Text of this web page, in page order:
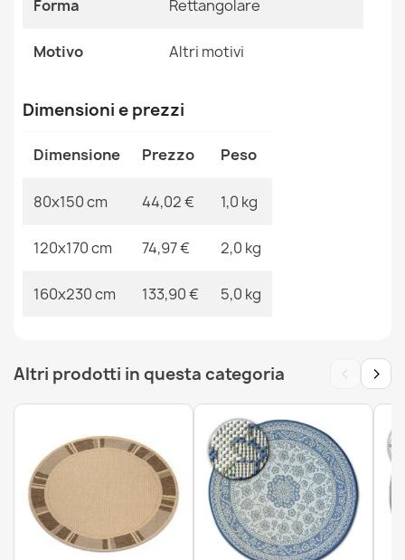
grigio
Tappeto IN CORDA SISAL BOHO 46209651 Righe beige
Tappeto IN CORDA SISAL BOHO 46299651 Rombi beige
TAPPETO DI SPAGO SISAL FLOORLUX CERCHIO Greco
mais / caffè
106,90 €
Riferimenti Specifici
Ean13
2000000112978
Forma Rettangolare
Motivo Altri motivi
Dimensioni e prezzi
Dimensione Prezzo Peso
80x150 cm 44,02 € 1,0 kg
120x170 cm 74,97 € 2,0 kg
160x230 cm 133,90 € 5,0 kg
Altri prodotti in questa categoria ‹ ›